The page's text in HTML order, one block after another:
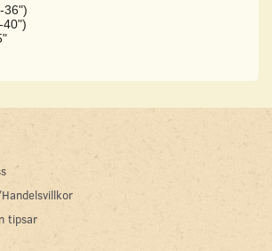
36")
40")
tipsar